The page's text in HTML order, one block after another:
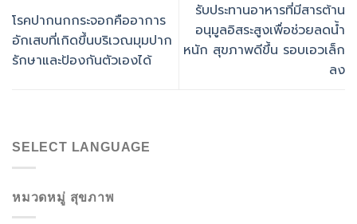
โรคปากนกกระจอกคืออาการ
อักเสบที่เกิดขึ้นบริเวณมุมปาก
รักษาและป้องกันตัวเองได้
รับประทานอาหารที่มีสารต้าน
อนุมูลอิสระสูงเพื่อช่วยลดน้ำ
หนัก สุขภาพดีขึ้น รอบเอวเล็ก
ลง
SELECT LANGUAGE
หมวดหมู่ สุขภาพ